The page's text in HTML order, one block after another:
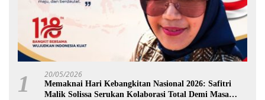
1 20/05/2026
Memaknai Hari Kebangkitan Nasional 2026: Safitri
Malik Solissa Serukan Kolaborasi Total Demi Masa